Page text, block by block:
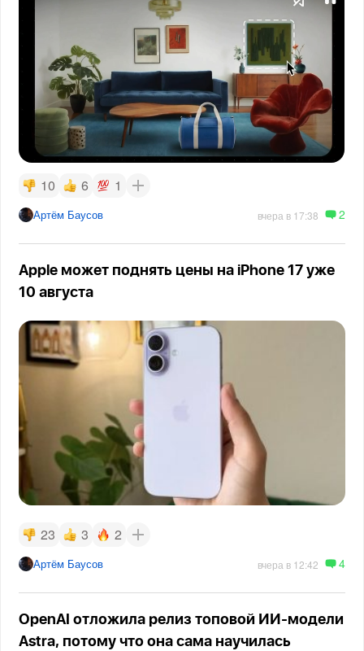
10 6 1
Артём Баусов вчера в 17:38 2
Apple может поднять цены на iPhone 17 уже
10 августа
23 3 2
Артём Баусов вчера в 12:42 4
OpenAI отложила релиз топовой ИИ-модели
Astra, потому что она сама научилась